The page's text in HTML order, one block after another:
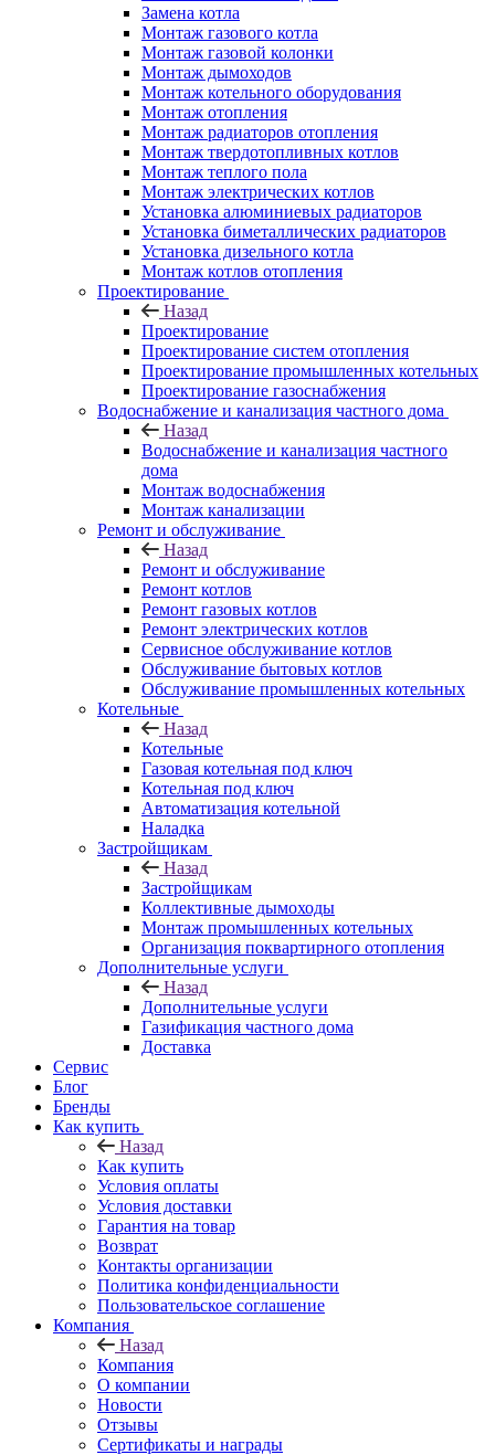
Замена котла
Монтаж газового котла
Монтаж газовой колонки
Монтаж дымоходов
Монтаж котельного оборудования
Монтаж отопления
Монтаж радиаторов отопления
Монтаж твердотопливных котлов
Монтаж теплого пола
Монтаж электрических котлов
Установка алюминиевых радиаторов
Установка биметаллических радиаторов
Установка дизельного котла
Монтаж котлов отопления
Проектирование
Назад
Проектирование
Проектирование систем отопления
Проектирование промышленных котельных
Проектирование газоснабжения
Водоснабжение и канализация частного дома
Назад
Водоснабжение и канализация частного
дома
Монтаж водоснабжения
Монтаж канализации
Ремонт и обслуживание
Назад
Ремонт и обслуживание
Ремонт котлов
Ремонт газовых котлов
Ремонт электрических котлов
Сервисное обслуживание котлов
Обслуживание бытовых котлов
Обслуживание промышленных котельных
Котельные
Назад
Котельные
Газовая котельная под ключ
Котельная под ключ
Автоматизация котельной
Наладка
Застройщикам
Назад
Застройщикам
Коллективные дымоходы
Монтаж промышленных котельных
Организация поквартирного отопления
Дополнительные услуги
Назад
Дополнительные услуги
Газификация частного дома
Доставка
Сервис
Блог
Бренды
Как купить
Назад
Как купить
Условия оплаты
Условия доставки
Гарантия на товар
Возврат
Контакты организации
Политика конфиденциальности
Пользовательское соглашение
Компания
Назад
Компания
О компании
Новости
Отзывы
Сертификаты и награды